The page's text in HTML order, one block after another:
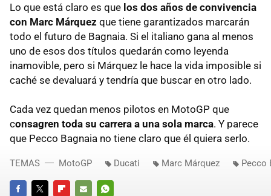
Lo que está claro es que los dos años de convivencia
con Marc Márquez que tiene garantizados marcarán
todo el futuro de Bagnaia. Si el italiano gana al menos
uno de esos dos títulos quedarán como leyenda
inamovible, pero si Márquez le hace la vida imposible si
caché se devaluará y tendría que buscar en otro lado.
Cada vez quedan menos pilotos en MotoGP que
consagren toda su carrera a una sola marca. Y parece
que Pecco Bagnaia no tiene claro que él quiera serlo.
TEMAS MotoGP Ducati Marc Márquez Pecco